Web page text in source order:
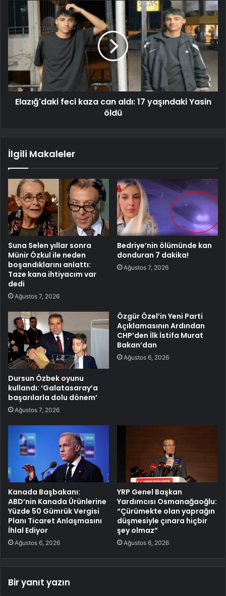
Elazığ'daki feci kaza can aldı: 17 yaşındaki Yasin
öldü
İlgili Makaleler
Suna Selen yıllar sonra
Münir Özkul ile neden
boşandıklarını anlattı:
Taze kana ihtiyacım var
dedi
Ağustos 7, 2026
Bedriye’nin ölümünde kan
donduran 7 dakika!
Ağustos 7, 2026
Dursun Özbek oyunu
kullandı: ‘Galatasaray’a
başarılarla dolu dönem’
Ağustos 7, 2026
Özgür Özel’in Yeni Parti
Açıklamasının Ardından
CHP’den İlk İstifa Murat
Bakan’dan
Ağustos 6, 2026
Kanada Başbakanı:
ABD’nin Kanada Ürünlerine
Yüzde 50 Gümrük Vergisi
Planı Ticaret Anlaşmasını
İhlal Ediyor
Ağustos 6, 2026
YRP Genel Başkan
Yardımcısı Osmanağaoğlu:
“Çürümekte olan yaprağın
düşmesiyle çınara hiçbir
şey olmaz”
Ağustos 6, 2026
Bir yanıt yazın